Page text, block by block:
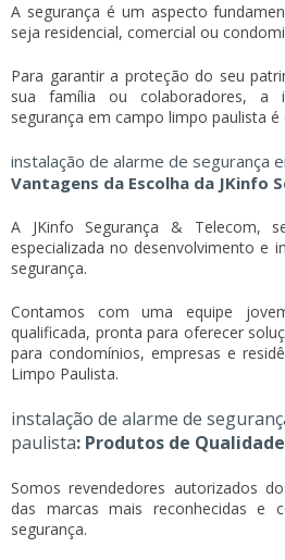
A segurança é um aspecto
seja residencial, comercial ou
Para garantir a proteção do seu
sua família ou colaboradores, a
segurança em campo limpo paulista é
instalação de alarme de segurança
Vantagens da Escolha da JKinfo
A JKinfo Segurança & Telecom,
especializada no desenvolvimento e
segurança.
Contamos com uma equipe
qualificada, pronta para oferecer
para condomínios, empresas e
Limpo Paulista.
instalação de alarme de
paulista: Produtos de
Somos revendedores autorizados
das marcas mais reconhecidas e
segurança.